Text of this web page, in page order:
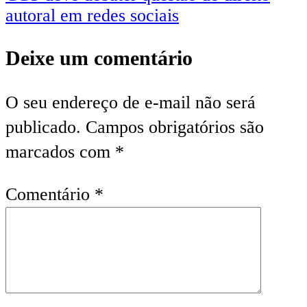
autoral em redes sociais
Deixe um comentário
O seu endereço de e-mail não será
publicado. Campos obrigatórios são
marcados com *
Comentário *